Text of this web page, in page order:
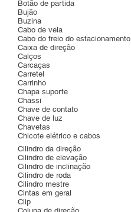
Botão de partida
Bujão
Buzina
Cabo de vela
Cabo do freio do estacionamento
Caixa de direção
Calços
Carcaças
Carretel
Carrinho
Chapa suporte
Chassi
Chave de contato
Chave de luz
Chavetas
Chicote elétrico e cabos
Cilindro da direção
Cilindro de elevação
Cilindro de inclinação
Cilindro de roda
Cilindro mestre
Cintas em geral
Clip